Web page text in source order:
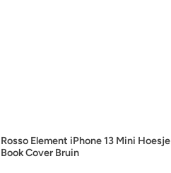
Rosso Element iPhone 13 Mini Hoesje
Book Cover Bruin